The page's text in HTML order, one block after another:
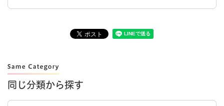
同じ分類から探す